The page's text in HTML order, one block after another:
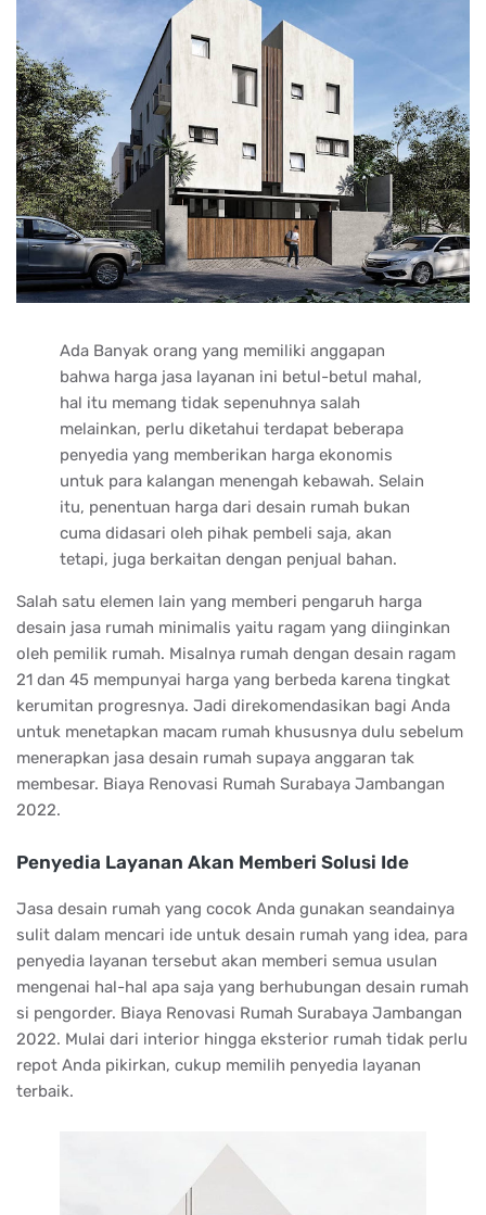
Ada Banyak orang yang memiliki anggapan
bahwa harga jasa layanan ini betul-betul mahal,
hal itu memang tidak sepenuhnya salah
melainkan, perlu diketahui terdapat beberapa
penyedia yang memberikan harga ekonomis
untuk para kalangan menengah kebawah. Selain
itu, penentuan harga dari desain rumah bukan
cuma didasari oleh pihak pembeli saja, akan
tetapi, juga berkaitan dengan penjual bahan.
Salah satu elemen lain yang memberi pengaruh harga
desain jasa rumah minimalis yaitu ragam yang diinginkan
oleh pemilik rumah. Misalnya rumah dengan desain ragam
21 dan 45 mempunyai harga yang berbeda karena tingkat
kerumitan progresnya. Jadi direkomendasikan bagi Anda
untuk menetapkan macam rumah khususnya dulu sebelum
menerapkan jasa desain rumah supaya anggaran tak
membesar. Biaya Renovasi Rumah Surabaya Jambangan
2022.
Penyedia Layanan Akan Memberi Solusi Ide
Jasa desain rumah yang cocok Anda gunakan seandainya
sulit dalam mencari ide untuk desain rumah yang idea, para
penyedia layanan tersebut akan memberi semua usulan
mengenai hal-hal apa saja yang berhubungan desain rumah
si pengorder. Biaya Renovasi Rumah Surabaya Jambangan
2022. Mulai dari interior hingga eksterior rumah tidak perlu
repot Anda pikirkan, cukup memilih penyedia layanan
terbaik.